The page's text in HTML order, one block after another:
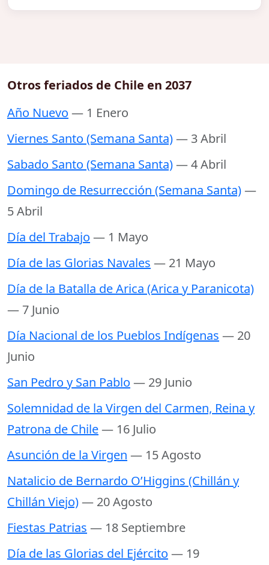
Otros feriados de Chile en 2037
Año Nuevo — 1 Enero
Viernes Santo (Semana Santa)— 3 Abril
Sabado Santo (Semana Santa)— 4 Abril
Domingo de Resurrección (Semana Santa)—
5 Abril
Día del Trabajo — 1 Mayo
Día de las Glorias Navales — 21 Mayo
Día de la Batalla de Arica (Arica y Paranicota)
— 7 Junio
Día Nacional de los Pueblos Indígenas — 20
Junio
San Pedro y San Pablo — 29 Junio
Solemnidad de la Virgen del Carmen, Reina y
Patrona de Chile— 16 Julio
Asunción de la Virgen — 15 Agosto
Natalicio de Bernardo O’Higgins (Chillán y
Chillán Viejo)— 20 Agosto
Fiestas Patrias — 18 Septiembre
Día de las Glorias del Ejército — 19